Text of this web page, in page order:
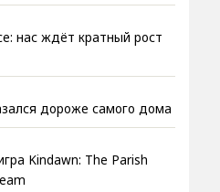
нас ждёт кратный рост
дороже самого дома
Kindawn: The Parish